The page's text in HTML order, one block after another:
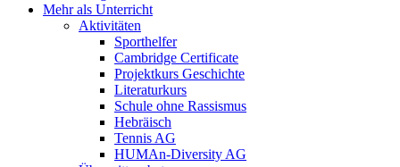
Mehr als Unterricht
Aktivitäten
Sporthelfer
Cambridge Certificate
Projektkurs Geschichte
Literaturkurs
Schule ohne Rassismus
Hebräisch
Tennis AG
HUMAn-Diversity AG